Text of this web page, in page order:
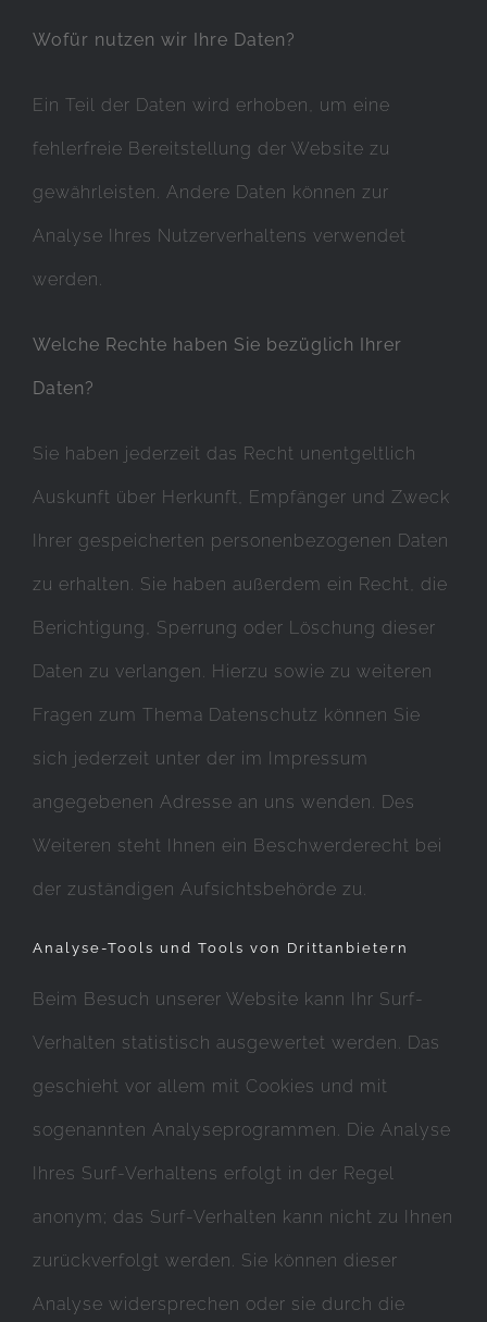
Wofür nutzen wir Ihre Daten?
Ein Teil der Daten wird erhoben, um eine
fehlerfreie Bereitstellung der Website zu
gewährleisten. Andere Daten können zur
Analyse Ihres Nutzerverhaltens verwendet
werden.
Welche Rechte haben Sie bezüglich Ihrer
Daten?
Sie haben jederzeit das Recht unentgeltlich
Auskunft über Herkunft, Empfänger und Zweck
Ihrer gespeicherten personenbezogenen Daten
zu erhalten. Sie haben außerdem ein Recht, die
Berichtigung, Sperrung oder Löschung dieser
Daten zu verlangen. Hierzu sowie zu weiteren
Fragen zum Thema Datenschutz können Sie
sich jederzeit unter der im Impressum
angegebenen Adresse an uns wenden. Des
Weiteren steht Ihnen ein Beschwerderecht bei
der zuständigen Aufsichtsbehörde zu.
Analyse-Tools und Tools von Drittanbietern
Beim Besuch unserer Website kann Ihr Surf-
Verhalten statistisch ausgewertet werden. Das
geschieht vor allem mit Cookies und mit
sogenannten Analyseprogrammen. Die Analyse
Ihres Surf-Verhaltens erfolgt in der Regel
anonym; das Surf-Verhalten kann nicht zu Ihnen
zurückverfolgt werden. Sie können dieser
Analyse widersprechen oder sie durch die